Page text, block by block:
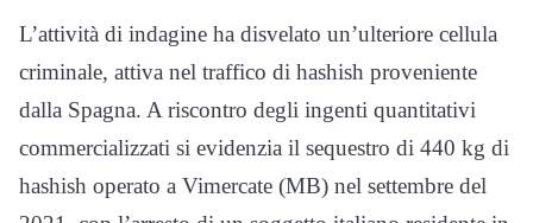
L’attività di indagine ha disvelato un’ulteriore cellula
criminale, attiva nel traffico di hashish proveniente
dalla Spagna. A riscontro degli ingenti quantitativi
commercializzati si evidenzia il sequestro di 440 kg di
hashish operato a Vimercate (MB) nel settembre del